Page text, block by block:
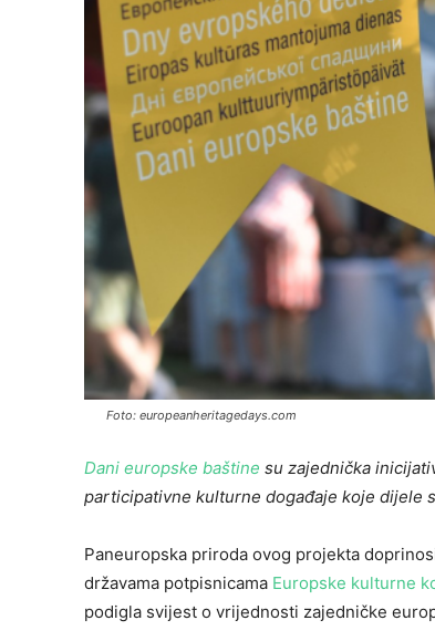
Foto: europeanheritagedays.com
Dani europske baštine su zajednička
participativne kulturne događaje koje dijele
Paneuropska priroda ovog projekta
državama potpisnicama Europske kulturne
podigla svijest o vrijednosti zajedničke